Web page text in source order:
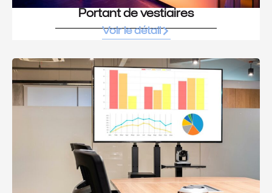
Portant de vestiaires
Voir le détail